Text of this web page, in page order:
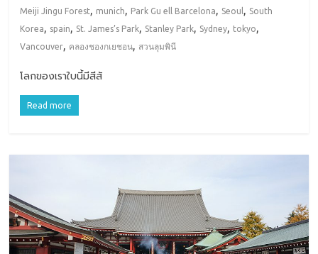
Meiji Jingu Forest, munich, Park Gu ell Barcelona, Seoul , South
Korea, spain, St. James’s Park, Stanley Park, Sydney, tokyo,
Vancouver, คลองชองกเยชอน, สวนลุมพินี
โลกของเราใบนี้มีสีสั
Read more